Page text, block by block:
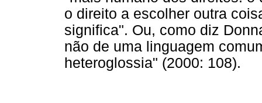
o direito a escolher outra
significa". Ou, como diz
não de uma linguagem
heteroglossia" (2000: 108).